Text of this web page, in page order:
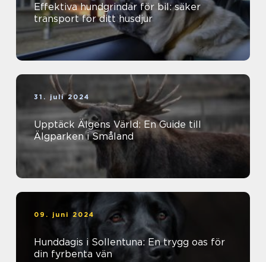
Effektiva hundgrindar för bil: säker
transport för ditt husdjur
31. juli 2024
Upptäck Älgens Värld: En Guide till
Älgparken i Småland
09. juni 2024
Hunddagis i Sollentuna: En trygg oas för
din fyrbenta vän